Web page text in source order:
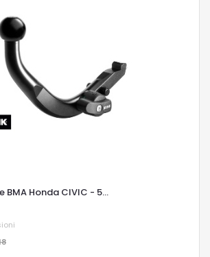
BMA Honda CIVIC - 5...